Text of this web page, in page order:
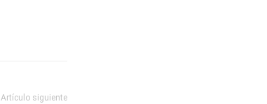
Artículo siguiente